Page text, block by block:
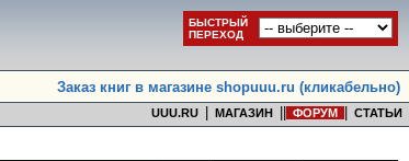
БЫСТРЫЙ
ПЕРЕХОД
Заказ книг в магазине shopuuu.ru (кликабельно)
UUU.RU МАГАЗИН ФОРУМ СТАТЬИ